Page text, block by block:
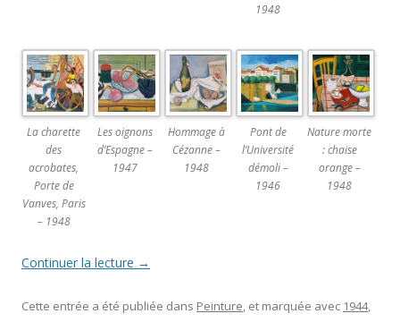
1948
La charette
des
acrobates,
Porte de
Vanves, Paris
– 1948
Les oignons
d’Espagne –
1947
Hommage à
Cézanne –
1948
Pont de
l’Université
démoli –
1946
Nature morte
: chaise
orange –
1948
Continuer la lecture →
Cette entrée a été publiée dans Peinture, et marquée avec 1944,